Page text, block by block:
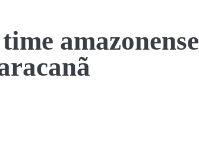
amazonense